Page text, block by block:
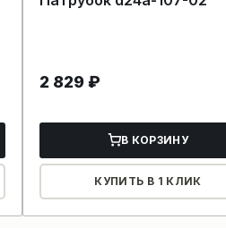
2 829₽
В КОРЗИНУ
КУПИТЬ В 1 КЛИК